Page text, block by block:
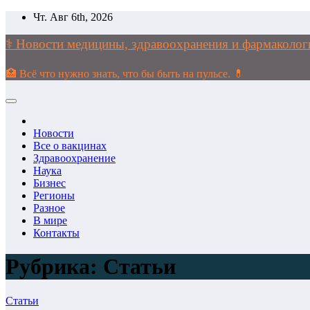
Перейти
содержимому
Чт. Авг 6th, 2026
⚕️ Новости медицины, здравоохранения и
🏥 Всё что нужно знать, что бы быть на пульсе. 💊
Новости
Все о вакцинах
Здравоохранение
Наука
Бизнес
Регионы
Разное
В мире
Контакты
Рубрика: Статьи
Статьи